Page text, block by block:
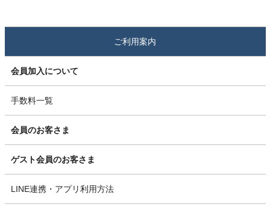
ご利用案内
会員加入について
手数料一覧
会員のお客さま
ゲスト会員のお客さま
LINE連携・アプリ利用方法